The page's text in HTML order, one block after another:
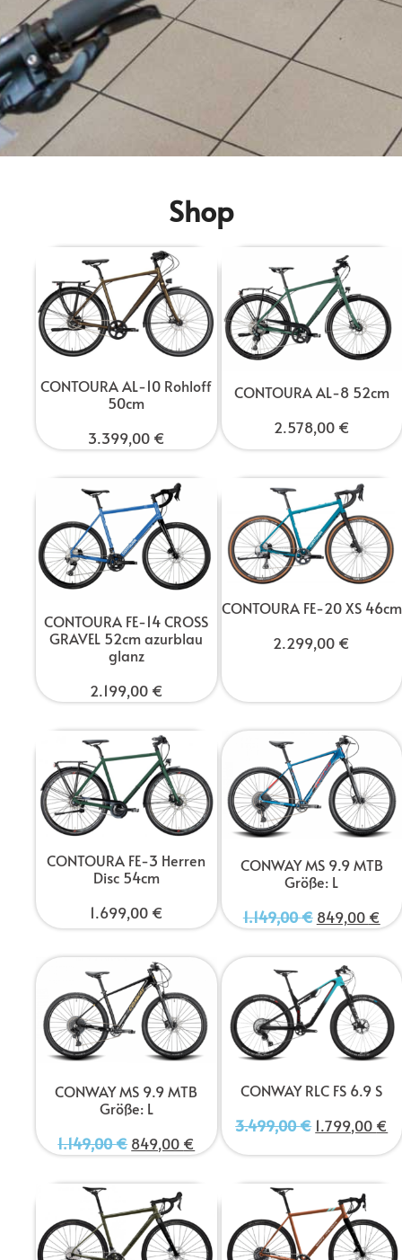
Shop
CONTOURA AL-10 Rohloff
50cm
3.399,00 €
CONTOURA AL-8 52cm
2.578,00 €
CONTOURA FE-14 CROSS
GRAVEL 52cm azurblau
glanz
2.199,00 €
CONTOURA FE-20 XS 46cm
2.299,00 €
CONTOURA FE-3 Herren
Disc 54cm
1.699,00 €
CONWAY MS 9.9 MTB
Größe: L
1.149,00€ 849,00 €
CONWAY MS 9.9 MTB
Größe: L
1.149,00€ 849,00 €
CONWAY RLC FS 6.9 S
3.499,00€ 1.799,00 €